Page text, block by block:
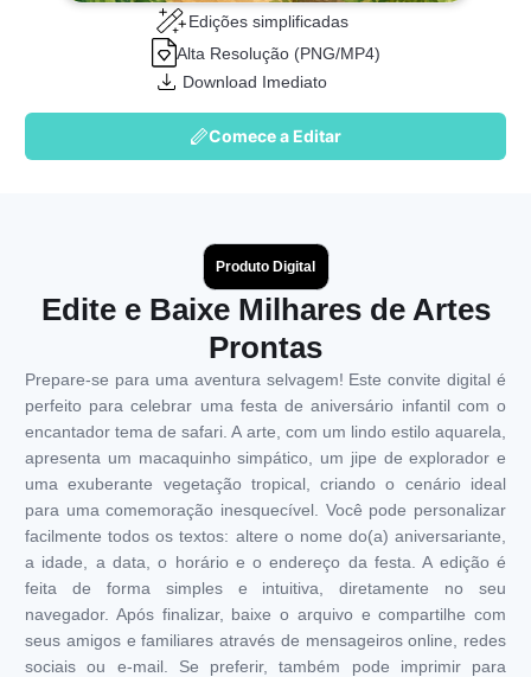
Edições simplificadas
Alta Resolução (PNG/MP4)
Download Imediato
Comece a Editar
Produto Digital
Edite e Baixe Milhares de Artes
Prontas
Prepare-se para uma aventura selvagem! Este convite digital é
perfeito para celebrar uma festa de aniversário infantil com o
encantador tema de safari. A arte, com um lindo estilo aquarela,
apresenta um macaquinho simpático, um jipe de explorador e
uma exuberante vegetação tropical, criando o cenário ideal
para uma comemoração inesquecível. Você pode personalizar
facilmente todos os textos: altere o nome do(a) aniversariante,
a idade, a data, o horário e o endereço da festa. A edição é
feita de forma simples e intuitiva, diretamente no seu
navegador. Após finalizar, baixe o arquivo e compartilhe com
seus amigos e familiares através de mensageiros online, redes
sociais ou e-mail. Se preferir, também pode imprimir para